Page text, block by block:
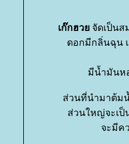
เก๊กฮว จัดเป็น
ดอกมีกลิ่นฉุน
มีน้ำมันห
ส่วนที่นำมาต้ม
ส่วนใหญ่จะเป็
จะมีค